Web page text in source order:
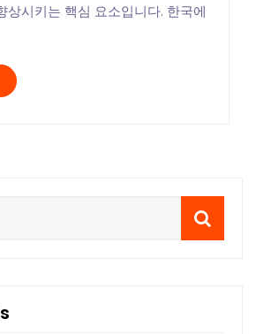
상시키는 핵심 요소입니다. 한국에